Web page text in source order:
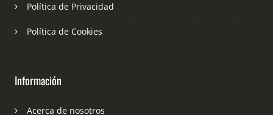
Política de Privacidad
Política de Cookies
Información
Acerca de nosotros